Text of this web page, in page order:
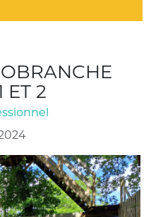
ET 2